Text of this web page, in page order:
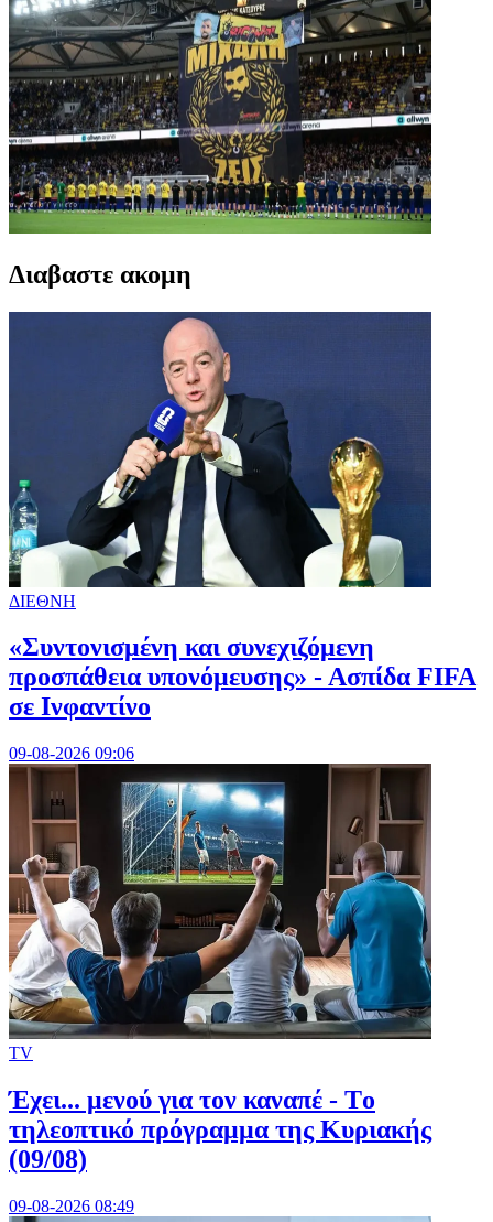
Διαβαστε ακομη
ΔΙΕΘΝΗ
«Συντονισμένη και συνεχιζόμενη
προσπάθεια υπονόμευσης» - Ασπίδα FIFA
σε Ινφαντίνο
09-08-2026 09:06
TV
Έχει... μενού για τον καναπέ - Tο
τηλεοπτικό πρόγραμμα της Κυριακής
(09/08)
09-08-2026 08:49